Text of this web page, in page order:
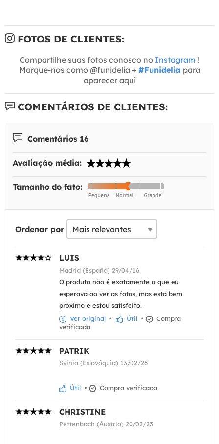
FOTOS DE CLIENTES:
Compartilhe suas fotos conosco no Instagram !
Marque-nos como @funidelia + #Funidelia para
aparecer aqui
COMENTÁRIOS DE CLIENTES:
Comentários 16
Avaliação média:
Tamanho do fato:
Ordenar por
LUIS
Madrid (España) 29/04/16
O produto não é exatamente o que eu
esperava ao ver as fotos, mas está bem
próximo e estou satisfeito.
Ver original • Útil •
Compra
verificada
PATRIK
Svinia (Eslováquia) 13/02/26
Útil • Compra verificada
CHRISTINE
Pettenbach (Áustria) 20/02/23